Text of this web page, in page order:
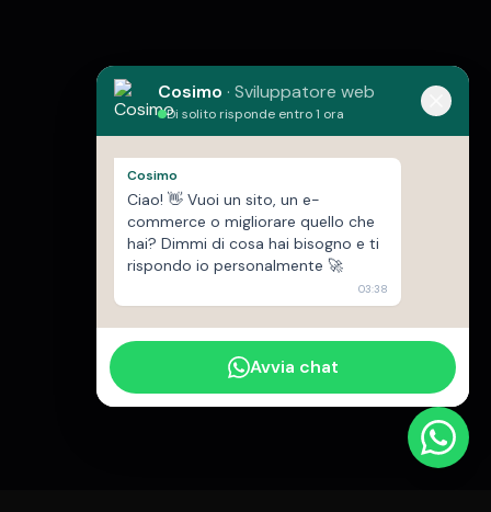
Cosimo · Sviluppatore web
Di solito risponde entro 1 ora
Cosimo
Ciao! 👋 Vuoi un sito, un e-
commerce o migliorare quello che
hai? Dimmi di cosa hai bisogno e ti
rispondo io personalmente 🚀
03:38
Avvia chat